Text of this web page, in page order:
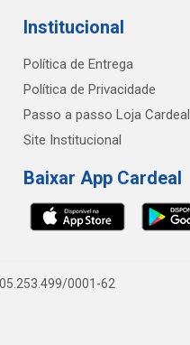
Institucional
Política de Entrega
Política de Privacidade
Passo a passo Loja Cardeal
Site Institucional
Baixar App Cardeal
0001-62